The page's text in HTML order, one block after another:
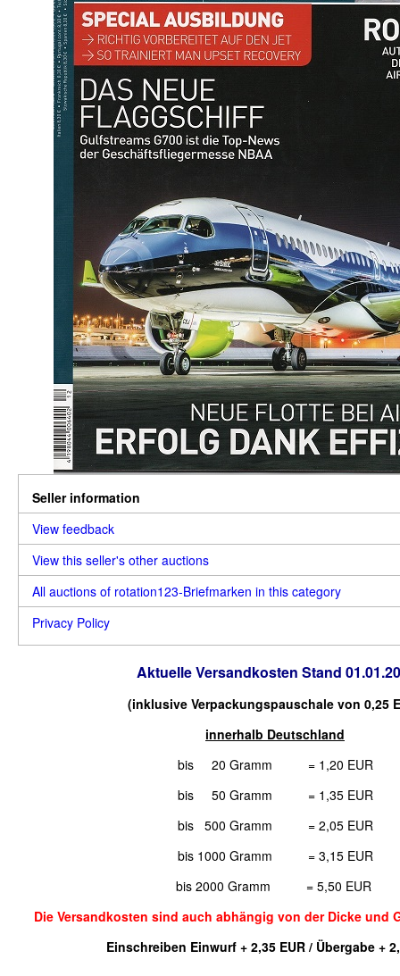
Seller information
View feedback
View this seller's other auctions
All auctions of rotation123-Briefmarken in this category
Privacy Policy
Aktuelle Versandkosten Stand
(inklusive Verpackungspauschale von 0,25
innerhalb Deutschland
bis 20 Gramm = 1,20 EUR
bis 50 Gramm = 1,35 EUR
bis 500 Gramm = 2,05 EUR
bis 1000 Gramm = 3,15 EUR
bis 2000 Gramm = 5,50 EUR
Die Versandkosten sind auch abhängig von der Dicke und
Einschreiben Einwurf + 2,35 EUR / Übergabe +